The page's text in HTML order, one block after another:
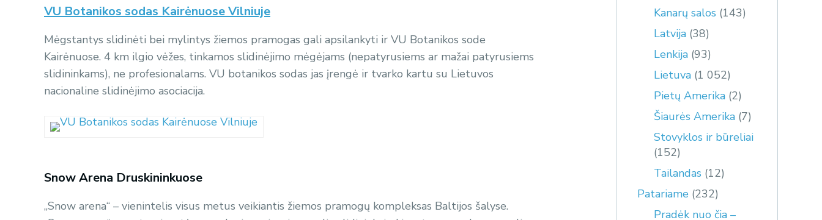
VU Botanikos sodas Kairėnuose Vilniuje
Mėgstantys slidinėti bei mylintys žiemos pramogas gali apsilankyti ir VU Botanikos sode
Kairėnuose. 4 km ilgio vėžes, tinkamos slidinėjimo mėgėjams (nepatyrusiems ar mažai patyrusiems
slidininkams), ne profesionalams. VU botanikos sodas jas įrengė ir tvarko kartu su Lietuvos
nacionaline slidinėjimo asociacija.
Snow Arena Druskininkuose
„Snow arena“ – vienintelis visus metus veikiantis žiemos pramogų kompleksas Baltijos šalyse.
Kanarų salos (143)
Latvija (38)
Lenkija (93)
Lietuva (1 052)
Pietų Amerika (2)
Šiaurės Amerika (7)
Stovyklos ir būreliai
(152)
Tailandas (12)
Patariame (232)
Pradėk nuo čia –